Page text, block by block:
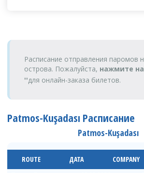
Расписание отправления паромов
острова. Пожалуйста, нажмите
''для онлайн-заказа билетов.
Patmos-Kuşadası Расписание
Patmos-Kuşadası
ROUTE ДАТА COMPANY